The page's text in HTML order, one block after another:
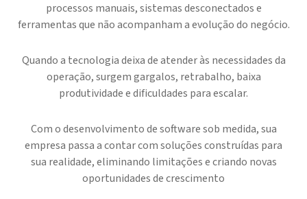
processos manuais, sistemas desconectados e
ferramentas que não acompanham a evolução do negócio.
Quando a tecnologia deixa de atender às necessidades da
operação, surgem gargalos, retrabalho, baixa
produtividade e dificuldades para escalar.
Com o desenvolvimento de software sob medida, sua
empresa passa a contar com soluções construídas para
sua realidade, eliminando limitações e criando novas
oportunidades de crescimento